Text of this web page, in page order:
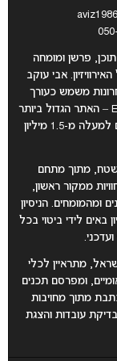
תוכן, פרשן ומומחה
אבי עוקב
האחרונות משמש כעורך
הראשי והמייסד של אתר האירוויזיון הישראלי EuroMix – האתר הגדול ביותר
בישראל ובין המובילים בעולם בתחום האירוויזיון, עם למעלה מ-1.5 מיליון
מהשטח, מתוך מתחם
ממקור ראשון,
ומהמומחים. הניסיון
באים לידי ביטוי בכל
מתראיין לכלי
ומפרסם תכנים
מתוך מחויבות
עובדות והצגת